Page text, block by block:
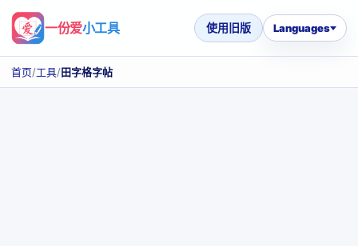
一份爱小工具 使用旧版 Languages
首页/工具/田字格字帖